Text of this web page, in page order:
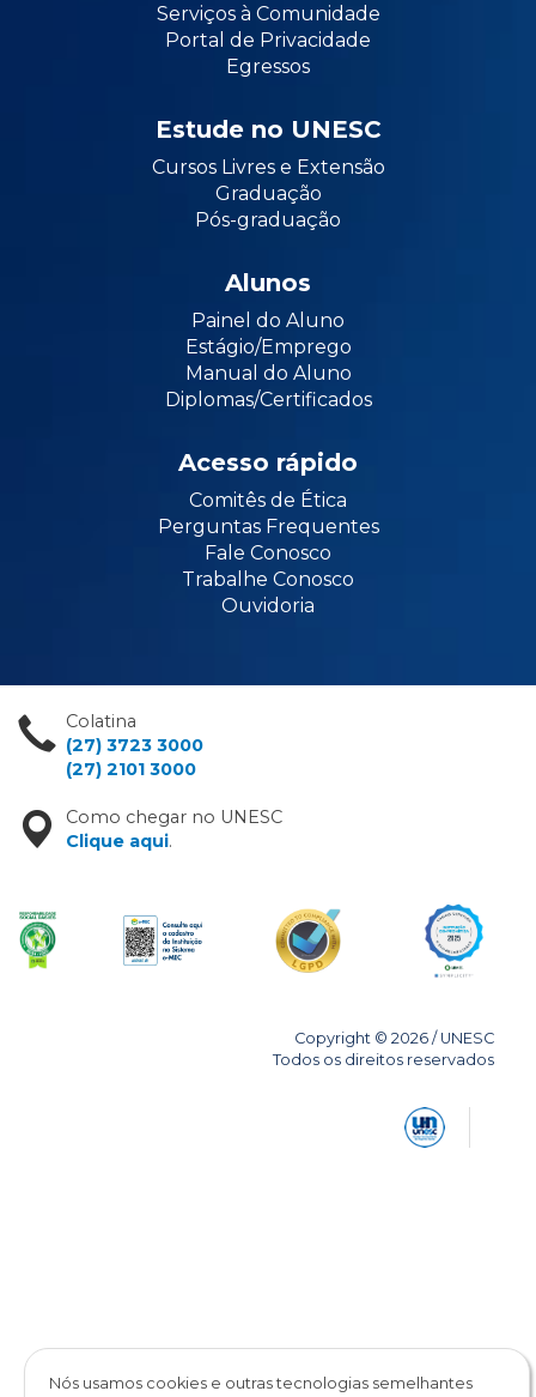
Serviços à Comunidade
Portal de Privacidade
Egressos
Estude no UNESC
Cursos Livres e Extensão
Graduação
Pós-graduação
Alunos
Painel do Aluno
Estágio/Emprego
Manual do Aluno
Diplomas/Certificados
Acesso rápido
Comitês de Ética
Perguntas Frequentes
Fale Conosco
Trabalhe Conosco
Ouvidoria
Colatina
(27) 3723 3000
(27) 2101 3000
Como chegar no UNESC
Clique aqui.
Copyright © 2026 / UNESC
Todos os direitos reservados
Nós usamos cookies e outras tecnologias semelhantes